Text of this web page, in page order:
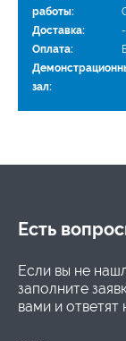
работы:
Доставка:
Оплата:
зал:
Есть
Если вы не
заполните
вами и